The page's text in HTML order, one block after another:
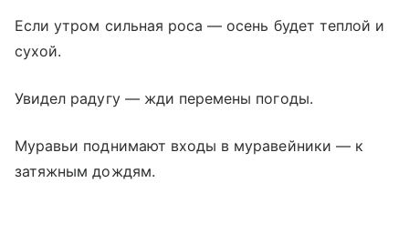
Если утром сильная роса — осень будет теплой и
сухой.
Увидел радугу — жди перемены погоды.
Муравьи поднимают входы в муравейники — к
затяжным дождям.